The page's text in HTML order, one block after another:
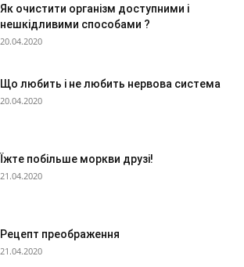
Як очистити організм доступними і
нешкідливими способами ?
20.04.2020
Що любить і не любить нервова система
20.04.2020
Їжте побільше моркви друзі!
21.04.2020
Рецепт преображення
21.04.2020